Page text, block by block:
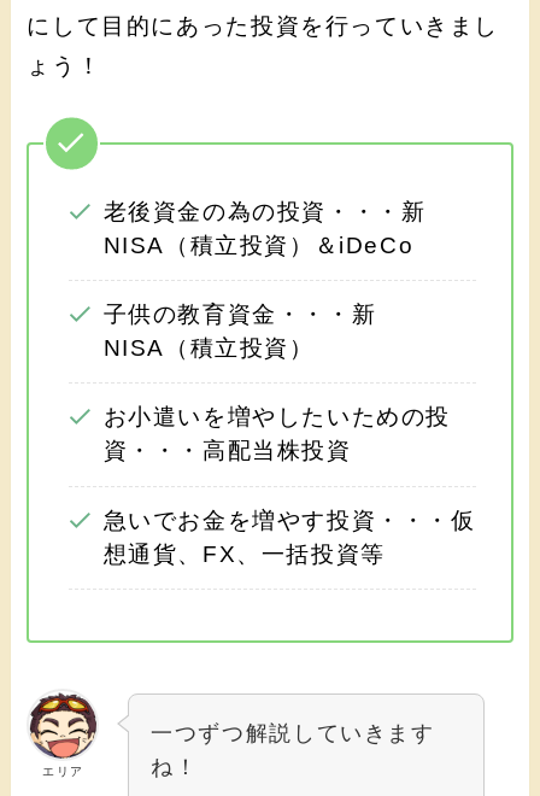
にして目的にあった投資を行っていきまし
ょう！
老後資金の為の投資・・・新
NISA（積立投資）＆iDeCo
子供の教育資金・・・新
NISA（積立投資）
お小遣いを増やしたいための投
資・・・高配当株投資
急いでお金を増やす投資・・・仮
想通貨、FX、一括投資等
エリア
一つずつ解説していきます
ね！